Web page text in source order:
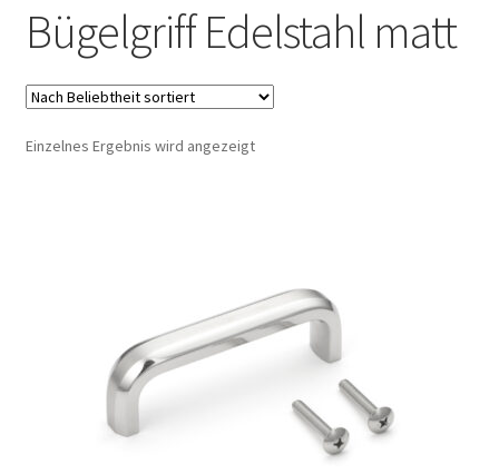
Widerrufsrecht
Bügelgriff Edelstahl matt
Einzelnes Ergebnis wird angezeigt